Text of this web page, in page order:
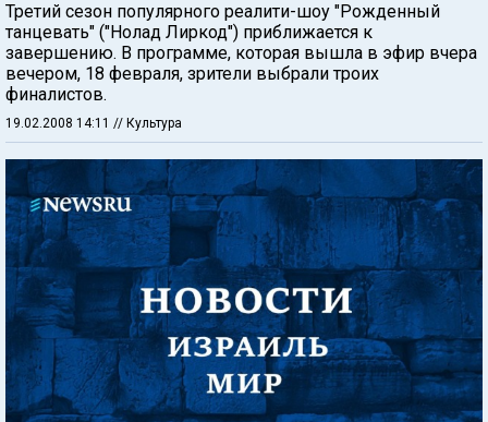
Третий сезон популярного реалити-шоу "Рожденный
танцевать" ("Нолад Лиркод") приближается к
завершению. В программе, которая вышла в эфир вчера
вечером, 18 февраля, зрители выбрали троих
финалистов.
19.02.2008 14:11 // Культура